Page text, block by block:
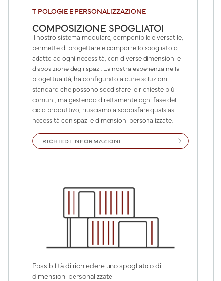
TIPOLOGIE E PERSONALIZZAZIONE
COMPOSIZIONE SPOGLIATOI
Il nostro sistema modulare, componibile e versatile,
permette di progettare e comporre lo spogliatoio
adatto ad ogni necessità, con diverse dimensioni e
disposizione degli spazi. La nostra esperienza nella
progettualità, ha configurato alcune soluzioni
standard che possono soddisfare le richieste più
comuni, ma gestendo direttamente ogni fase del
ciclo produttivo, riusciamo a soddisfare qualsiasi
necessità con spazi e dimensioni personalizzate.
RICHIEDI INFORMAZIONI arrow_forward
Possibilità di richiedere uno spogliatoio di
dimensioni personalizzate